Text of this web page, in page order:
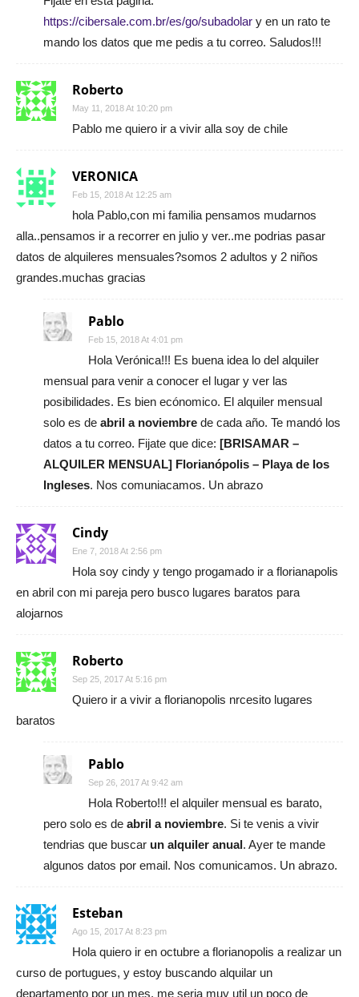
https://cibersale.com.br/es/go/subadolar y en un rato te
mando los datos que me pedis a tu correo. Saludos!!!
Roberto
May 11, 2018 At 10:20 pm
Pablo me quiero ir a vivir alla soy de chile
VERONICA
Feb 15, 2018 At 12:25 am
hola Pablo,con mi familia pensamos mudarnos
alla..pensamos ir a recorrer en julio y ver..me podrias pasar
datos de alquileres mensuales?somos 2 adultos y 2 niños
grandes.muchas gracias
Pablo
Feb 15, 2018 At 4:01 pm
Hola Verónica!!! Es buena idea lo del alquiler
mensual para venir a conocer el lugar y ver las
posibilidades. Es bien ecónomico. El alquiler mensual
solo es de abril a noviembre de cada año. Te mandó los
datos a tu correo. Fijate que dice: [BRISAMAR –
ALQUILER MENSUAL] Florianópolis – Playa de los
Ingleses. Nos comuniacamos. Un abrazo
Cindy
Ene 7, 2018 At 2:56 pm
Hola soy cindy y tengo progamado ir a florianapolis
en abril con mi pareja pero busco lugares baratos para
alojarnos
Roberto
Sep 25, 2017 At 5:16 pm
Quiero ir a vivir a florianopolis nrcesito lugares
baratos
Pablo
Sep 26, 2017 At 9:42 am
Hola Roberto!!! el alquiler mensual es barato,
pero solo es de abril a noviembre. Si te venis a vivir
tendrias que buscar un alquiler anual. Ayer te mande
algunos datos por email. Nos comunicamos. Un abrazo.
Esteban
Ago 15, 2017 At 8:23 pm
Hola quiero ir en octubre a florianopolis a realizar un
curso de portugues, y estoy buscando alquilar un
departamento por un mes, me seria muy util un poco de